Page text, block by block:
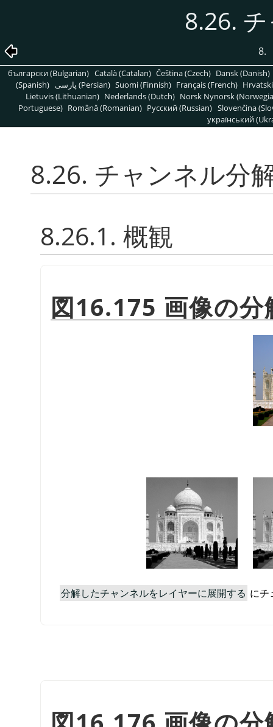
8.26.
8.
български (Bulgarian) Català (Catalan) Čeština (Czech) Dansk (Danish)
(Spanish)
پارسی (Persian) Suomi (Finnish) Français (French)
Lietuvis (Lithuanian) Nederlands (Dutch) Norsk Nynorsk
Portuguese) Română (Romanian) Pусский (Russian) Slovenčina
український
8.26. チャンネル分
8.26.1. 概観
図16.175 画像の分
分解したチャンネルをレイヤーに展開する にチ